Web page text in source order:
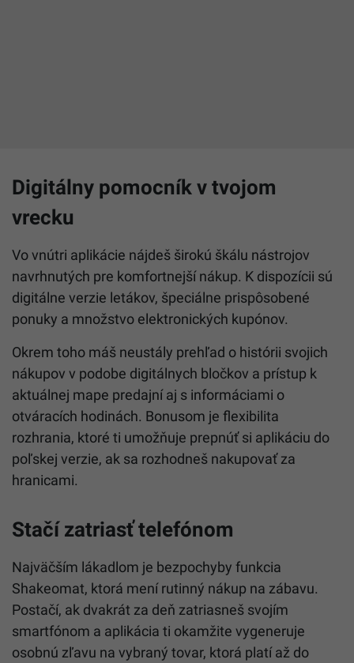
Digitálny pomocník v tvojom
vrecku
Vo vnútri aplikácie nájdeš širokú škálu nástrojov
navrhnutých pre komfortnejší nákup. K dispozícii sú
digitálne verzie letákov, špeciálne prispôsobené
ponuky a množstvo elektronických kupónov.
Okrem toho máš neustály prehľad o histórii svojich
nákupov v podobe digitálnych bločkov a prístup k
aktuálnej mape predajní aj s informáciami o
otváracích hodinách. Bonusom je flexibilita
rozhrania, ktoré ti umožňuje prepnúť si aplikáciu do
poľskej verzie, ak sa rozhodneš nakupovať za
hranicami.
Stačí zatriasť telefónom
Najväčším lákadlom je bezpochyby funkcia
Shakeomat, ktorá mení rutinný nákup na zábavu.
Postačí, ak dvakrát za deň zatriasneš svojím
smartfónom a aplikácia ti okamžite vygeneruje
osobnú zľavu na vybraný tovar, ktorá platí až do